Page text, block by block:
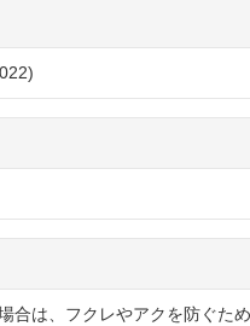
合は、フクレやアクを防ぐた